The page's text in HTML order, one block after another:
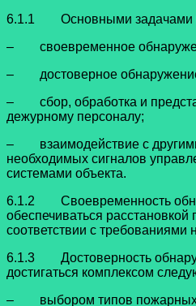
6.1.1 Основными задачами
– своевременное
– достоверное
– сбор, обработка и
дежурному персоналу;
– взаимодействие с
необходимых сигналов
системами объекта.
6.1.2 Своевременность
обеспечиваться
соответствии с требованиями
6.1.3 Достоверность
достигаться комплексом
– выбором типов пожарных